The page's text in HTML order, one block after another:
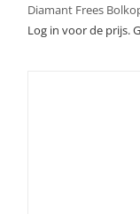
Diamant Frees
Log in voor de prijs.